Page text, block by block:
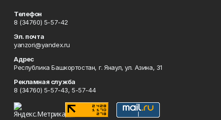
Телефон
8 (34760) 5-57-42
Эл. почта
yanzori@yandex.ru
Адрес
Республика Башкортостан, г. Янаул, ул. Азина, 31
Рекламная служба
8 (34760) 5-57-43, 5-57-44